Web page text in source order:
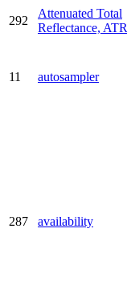
292
Attenuated Total
Reflectance, ATR
11 autosampler
287 availability